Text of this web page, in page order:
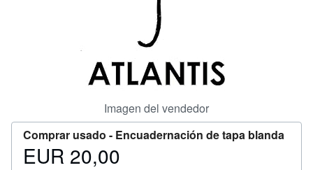
Imagen del vendedor
Comprar usado - Encuadernación de tapa blanda
Precio
EUR 20,00